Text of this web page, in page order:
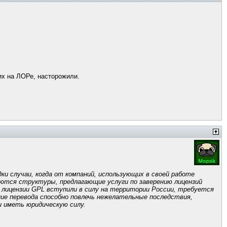
на ЛОРе, насторожили.
случаи, когда от компаний, использующих в своей работе
структуры, предлагающие услуги по заверению лицензий
GPL вступили в силу на территории России, требуется
перевода способно повлечь нежелательные последствия,
юридическую силу.